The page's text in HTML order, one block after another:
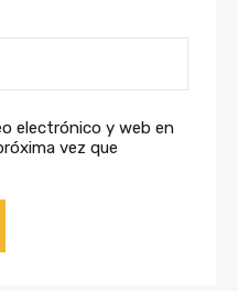
electrónico y web en
vez que